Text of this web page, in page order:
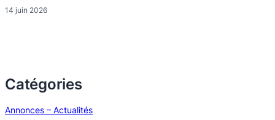
14 juin 2026
Catégories
Annonces – Actualités